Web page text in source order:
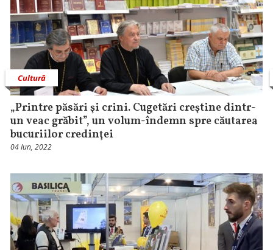
Cultură
„Printre păsări şi crini. Cugetări creştine dintr-
un veac grăbit”, un volum-îndemn spre căutarea
bucuriilor credinţei
04 Iun, 2022